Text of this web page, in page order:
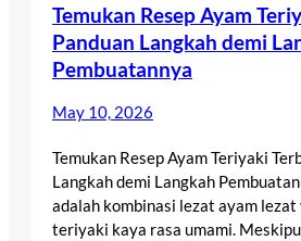
Temukan Resep Ayam
Panduan Langkah demi
Pembuatannya
May 10, 2026
Temukan Resep Ayam Teriyaki
Langkah demi Langkah
adalah kombinasi lezat ayam lezat
teriyaki kaya rasa umami.